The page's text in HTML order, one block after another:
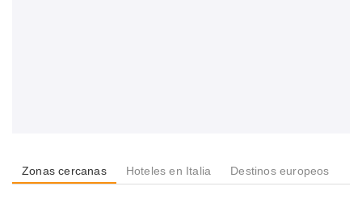
Zonas cercanas Hoteles en Italia Destinos europeos